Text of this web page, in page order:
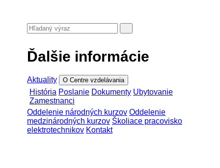
Ďalšie informácie
Aktuality O Centre vzdelávania
História Poslanie Dokumenty Ubytovanie
Zamestnanci
Oddelenie národných kurzov Oddelenie
medzinárodných kurzov Školiace pracovisko
elektrotechnikov Kontakt